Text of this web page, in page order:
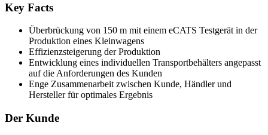
Key Facts
Überbrückung von 150 m mit einem eCATS Testgerät in der
Produktion eines Kleinwagens
Effizienzsteigerung der Produktion
Entwicklung eines individuellen Transportbehälters angepasst
auf die Anforderungen des Kunden
Enge Zusammenarbeit zwischen Kunde, Händler und
Hersteller für optimales Ergebnis
Der Kunde